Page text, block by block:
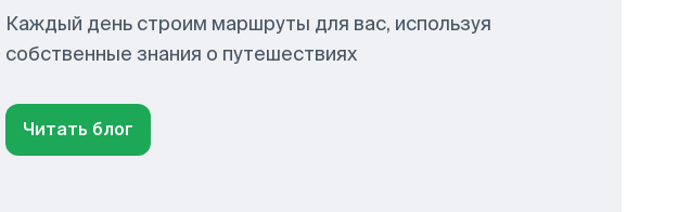
Каждый день строим маршруты для вас, используя
собственные знания о путешествиях
Читать блог